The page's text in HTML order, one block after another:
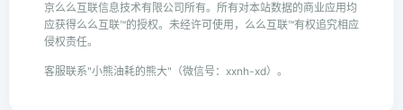
京么么互联信息技术有限公司所有。所有对本站数据的商业应用均
应获得么么互联™的授权。未经许可使用，么么互联™有权追究相应
侵权责任。
客服联系"小熊油耗的熊大"（微信号：xxnh-xd）。